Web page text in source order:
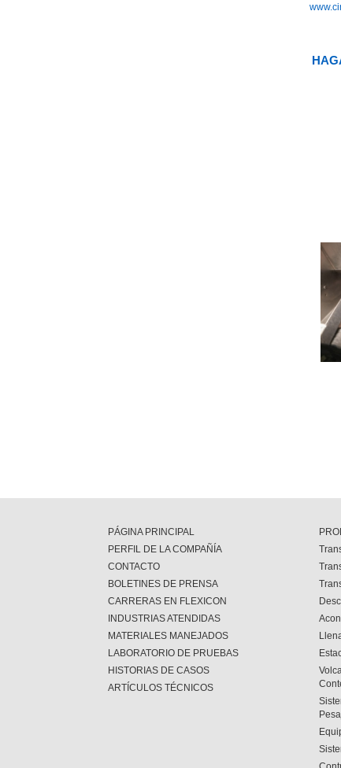
PÁGINA PRINCIPAL
PERFIL DE LA COMPAÑÍA
CONTACTO
BOLETINES DE PRENSA
CARRERAS EN FLEXICON
INDUSTRIAS ATENDIDAS
MATERIALES MANEJADOS
LABORATORIO DE PRUEBAS
HISTORIAS DE CASOS
ARTÍCULOS TÉCNICOS